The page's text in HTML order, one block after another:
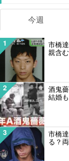
今週
1
市橋
親含
2
酒鬼
結婚
3
市橋
る？